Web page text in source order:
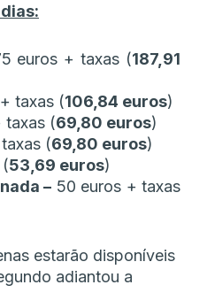
euros + taxas (187,91
taxas (106,84 euros)
taxas (69,80 euros)
(69,80 euros)
53,69 euros)
– 50 euros + taxas
estarão disponíveis
adiantou a